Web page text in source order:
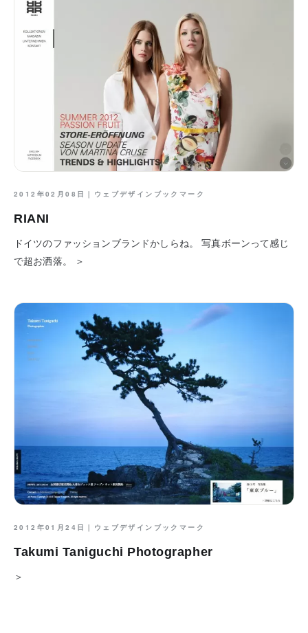
2012年02月08日｜ ウェブデザインブックマーク
RIANI
ドイツのファッションブランドかしらね。 写真ボーンって感じ
で超お洒落。 ＞
2012年01月24日｜ ウェブデザインブックマーク
Takumi Taniguchi Photographer
＞